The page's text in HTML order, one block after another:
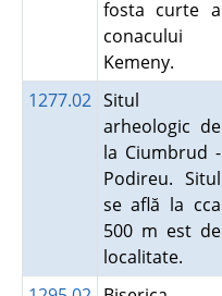
fosta curte a
conacului
Kemeny.
1277.02 Situl
arheologic de
la Ciumbrud -
Podireu. Situl
se află la cca
500 m est de
localitate.